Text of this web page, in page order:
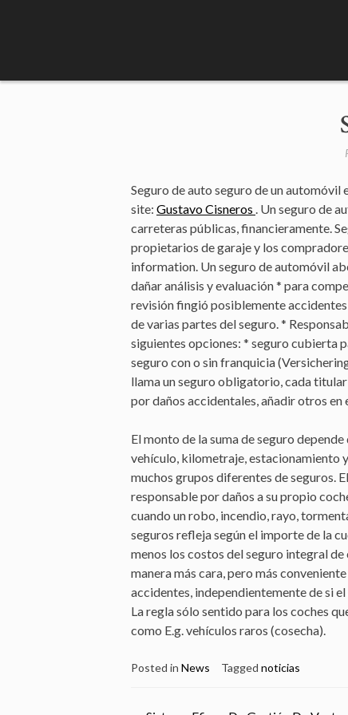
Seguro de auto seguro de un
site: Gustavo Cisneros . Un seguro de
carreteras públicas, financieramente.
propietarios de garaje y los
information. Un seguro de automóvil
dañar análisis y evaluación * para
revisión fingió posiblemente
de varias partes del seguro. *
siguientes opciones: * seguro cubierta
seguro con o sin franquicia
llama un seguro obligatorio, cada
por daños accidentales, añadir otros en
El monto de la suma de seguro
vehículo, kilometraje, estacionamiento
muchos grupos diferentes de seguros.
responsable por daños a su propio
cuando un robo, incendio, rayo,
seguros refleja según el importe de la
menos los costos del seguro integral
manera más cara, pero más
accidentes, independientemente de si
La regla sólo sentido para los coches
como E.g. vehículos raros (cosecha).
Posted in News Tagged noticias